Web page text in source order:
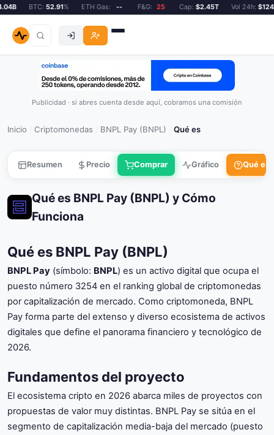
BTC:52.91% ETH Gas: -- F&G: 25 Cap:$2.45T Vol 24h:
Publicidad · si abres cuenta desde aquí, cobramos una comisión
Inicio Criptomonedas BNPL Pay (BNPL) Qué es
Resumen Precio Comprar Gráfico Qué es
Qué es BNPL Pay (BNPL) y Cómo
Funciona
Qué es BNPL Pay (BNPL)
BNPL Pay (símbolo: BNPL) es un activo digital que ocupa el
puesto número 3254 en el ranking global de criptomonedas
por capitalización de mercado. Como criptomoneda, BNPL
Pay forma parte del extenso y diverso ecosistema de activos
digitales que define el panorama financiero y tecnológico de
2026.
Fundamentos del proyecto
El ecosistema cripto en 2026 abarca miles de proyectos con
propuestas de valor muy distintas. BNPL Pay se sitúa en el
segmento de capitalización media-baja del mercado (puesto